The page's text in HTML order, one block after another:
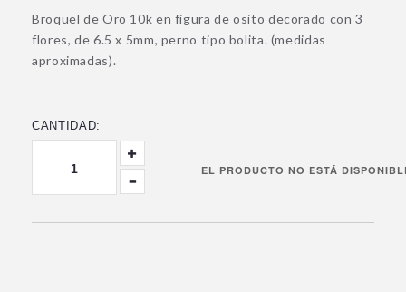
Broquel de Oro 10k en figura de osito decorado con 3
flores, de 6.5 x 5mm, perno tipo bolita. (medidas
aproximadas).
CANTIDAD: